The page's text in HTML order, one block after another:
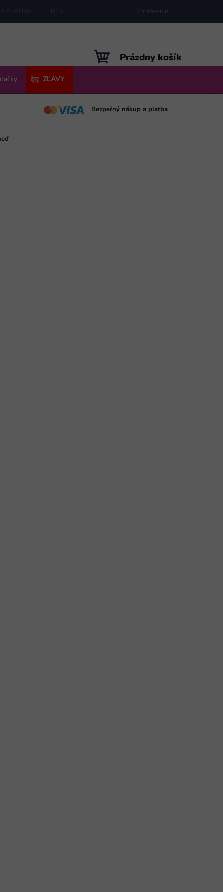
PLATBA REKLAMÁCIE MAPA SERVERU
Prihlásenie
NÁKUPNÝ
KOŠÍK
Prázdny košík
ZĽAVY
Bezpečný nákup a platba